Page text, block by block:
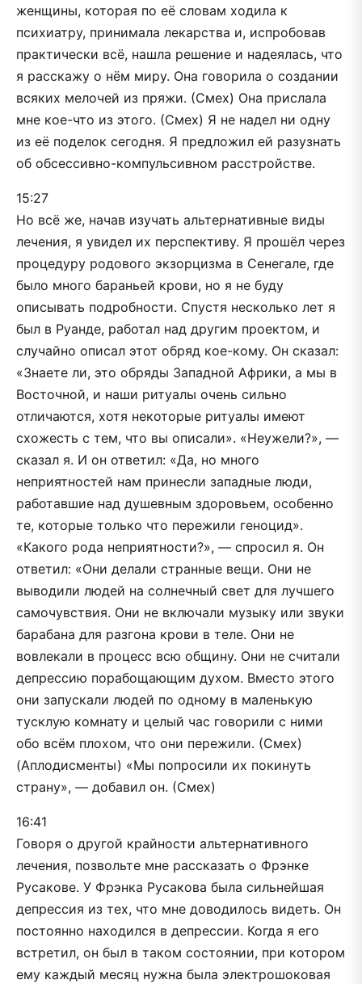
женщины, которая по её словам ходила к
психиатру, принимала лекарства и, испробовав
практически всё, нашла решение и надеялась, что
я расскажу о нём миру. Она говорила о создании
всяких мелочей из пряжи. (Смех) Она прислала
мне кое-что из этого. (Смех) Я не надел ни одну
из её поделок сегодня. Я предложил ей разузнать
об обсессивно-компульсивном расстройстве.
15:27
Но всё же, начав изучать альтернативные виды
лечения, я увидел их перспективу. Я прошёл через
процедуру родового экзорцизма в Сенегале, где
было много бараньей крови, но я не буду
описывать подробности. Спустя несколько лет я
был в Руанде, работал над другим проектом, и
случайно описал этот обряд кое-кому. Он сказал:
«Знаете ли, это обряды Западной Африки, а мы в
Восточной, и наши ритуалы очень сильно
отличаются, хотя некоторые ритуалы имеют
схожесть с тем, что вы описали». «Неужели?», —
сказал я. И он ответил: «Да, но много
неприятностей нам принесли западные люди,
работавшие над душевным здоровьем, особенно
те, которые только что пережили геноцид».
«Какого рода неприятности?», — спросил я. Он
ответил: «Они делали странные вещи. Они не
выводили людей на солнечный свет для лучшего
самочувствия. Они не включали музыку или звуки
барабана для разгона крови в теле. Они не
вовлекали в процесс всю общину. Они не считали
депрессию порабощающим духом. Вместо этого
они запускали людей по одному в маленькую
тусклую комнату и целый час говорили с ними
обо всём плохом, что они пережили. (Смех)
(Аплодисменты) «Мы попросили их покинуть
страну», — добавил он. (Смех)
16:41
Говоря о другой крайности альтернативного
лечения, позвольте мне рассказать о Фрэнке
Русакове. У Фрэнка Русакова была сильнейшая
депрессия из тех, что мне доводилось видеть. Он
постоянно находился в депрессии. Когда я его
встретил, он был в таком состоянии, при котором
ему каждый месяц нужна была электрошоковая